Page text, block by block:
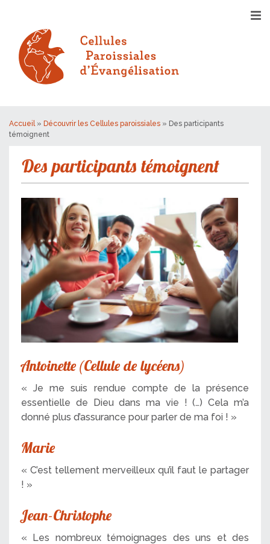
Accueil » Découvrir les Cellules paroissiales » Des participants
témoignent
Des participants témoignent
Antoinette (Cellule de lycéens)
« Je me suis rendue compte de la présence
essentielle de Dieu dans ma vie ! (…) Cela m’a
donné plus d’assurance pour parler de ma foi ! »
Marie
« C’est tellement merveilleux qu’il faut le partager
! »
Jean-Christophe
« Les nombreux témoignages des uns et des